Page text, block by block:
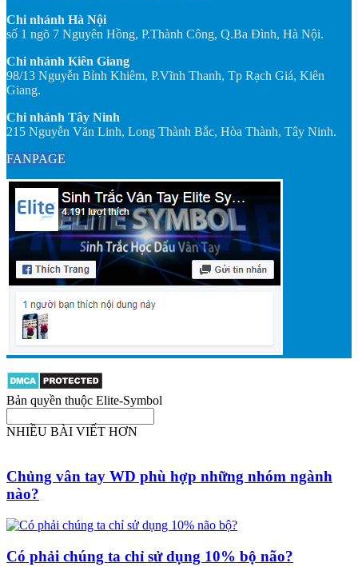
Chi nhánh Hà Nội
số 1 ngõ 7 Nguyên Hồng, P.Thành Công, Q.Ba Đình, Hà Nội.
Chi nhánh Kiên Giang
98/13 Nguyễn Bỉnh Khiêm, P.Vĩnh Thanh, Tp Rạch Giá, Kiên
Giang.
Chi nhánh Tây Ninh
215 Nguyễn Văn Linh, Long Thành Bắc, Hòa Thành, Tây Ninh.
FANPAGE
Bản quyền thuộc Elite-Symbol
NHIỀU BÀI VIẾT HƠN
Chủng vân tay WD phù hợp những nhóm ngành
nào?
Có phải chúng ta chỉ sử dụng 10% bộ não?